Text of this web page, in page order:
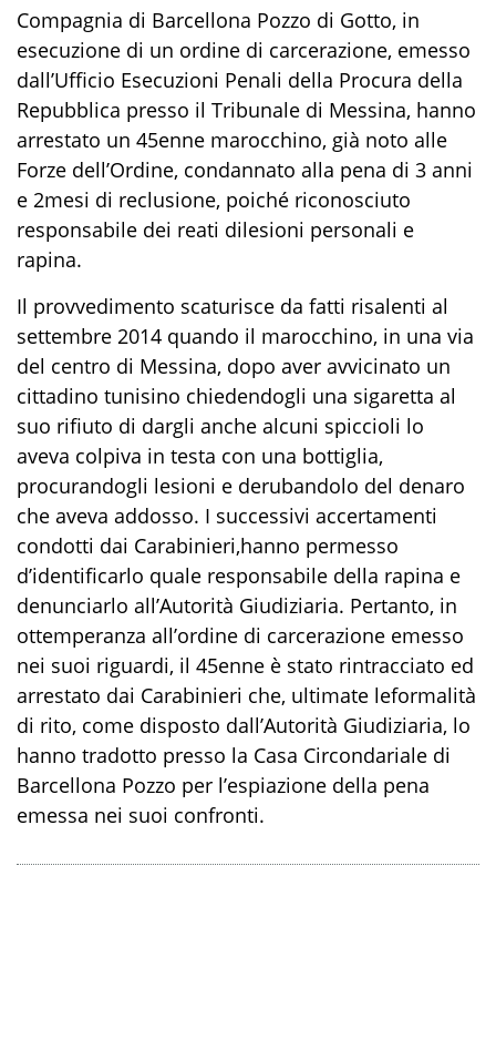
Compagnia di Barcellona Pozzo di Gotto, in
esecuzione di un ordine di carcerazione, emesso
dall’Ufficio Esecuzioni Penali della Procura della
Repubblica presso il Tribunale di Messina, hanno
arrestato un 45enne marocchino, già noto alle
Forze dell’Ordine, condannato alla pena di 3 anni
e 2mesi di reclusione, poiché riconosciuto
responsabile dei reati dilesioni personali e
rapina.
Il provvedimento scaturisce da fatti risalenti al
settembre 2014 quando il marocchino, in una via
del centro di Messina, dopo aver avvicinato un
cittadino tunisino chiedendogli una sigaretta al
suo rifiuto di dargli anche alcuni spiccioli lo
aveva colpiva in testa con una bottiglia,
procurandogli lesioni e derubandolo del denaro
che aveva addosso. I successivi accertamenti
condotti dai Carabinieri,hanno permesso
d’identificarlo quale responsabile della rapina e
denunciarlo all’Autorità Giudiziaria. Pertanto, in
ottemperanza all’ordine di carcerazione emesso
nei suoi riguardi, il 45enne è stato rintracciato ed
arrestato dai Carabinieri che, ultimate leformalità
di rito, come disposto dall’Autorità Giudiziaria, lo
hanno tradotto presso la Casa Circondariale di
Barcellona Pozzo per l’espiazione della pena
emessa nei suoi confronti.